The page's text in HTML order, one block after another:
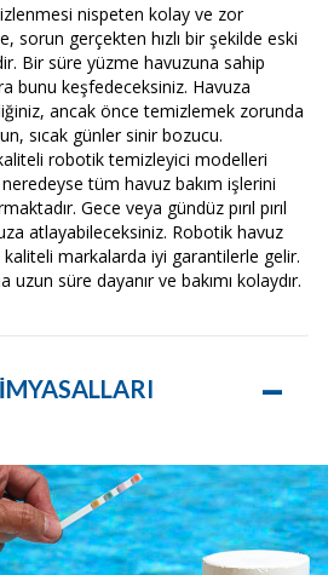
nispeten kolay ve zor
sorun gerçekten hızlı bir şekilde eski
Bir süre yüzme havuzuna sahip
bunu keşfedeceksiniz. Havuza
ancak önce temizlemek zorunda
sıcak günler sinir bozucu.
robotik temizleyici modelleri
tüm havuz bakım işlerini
Gece veya gündüz pırıl pırıl
atlayabileceksiniz. Robotik havuz
markalarda iyi garantilerle gelir.
uzun süre dayanır ve bakımı kolaydır.
–